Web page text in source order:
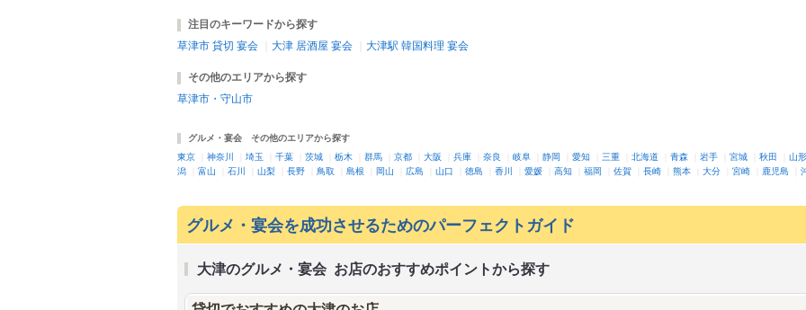
注目のキーワードから探す
草津市 貸切 宴会
大津 居酒屋 宴会 大津駅 韓国料理 宴会
その他のエリアから探す
草津市・守山市
グルメ・宴会 その他のエリアから探す
東京
神奈川 埼玉 千葉 茨城 栃木 群馬 京都 大阪 兵庫 奈良 岐阜 静岡 愛知 三重 北海道 青森 岩手 宮城 秋田 山形
潟
富山 石川 山梨 長野 鳥取 島根 岡山 広島 山口 徳島 香川 愛媛 高知 福岡 佐賀 長崎 熊本 大分 宮崎 鹿児島
グルメ・宴会を成功させるためのパーフェクトガイド
大津のグルメ・宴会 お店のおすすめポイントから探す